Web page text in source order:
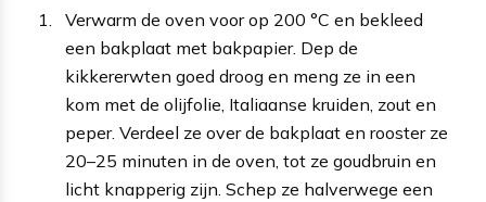
Verwarm de oven voor op 200 °C en bekleed
een bakplaat met bakpapier. Dep de
kikkererwten goed droog en meng ze in een
kom met de olijfolie, Italiaanse kruiden, zout en
peper. Verdeel ze over de bakplaat en rooster ze
20–25 minuten in de oven, tot ze goudbruin en
licht knapperig zijn. Schep ze halverwege een